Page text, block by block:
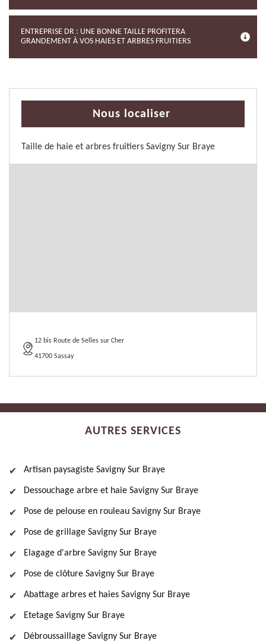
ENTREPRISE DR : UNE BONNE TAILLE PROFITERA
GRANDEMENT À VOS HAIES ET ARBRES FRUITIERS
Nous localiser
Taille de haie et arbres fruitiers Savigny Sur Braye
12 bis Route de Selles sur Cher
41700 Sassay
AUTRES SERVICES
Artisan paysagiste Savigny Sur Braye
Dessouchage arbre et haie Savigny Sur Braye
Pose de pelouse en rouleau Savigny Sur Braye
Pose de grillage Savigny Sur Braye
Elagage d'arbre Savigny Sur Braye
Pose de clôture Savigny Sur Braye
Abattage arbres et haies Savigny Sur Braye
Etetage Savigny Sur Braye
Débroussaillage Savigny Sur Braye